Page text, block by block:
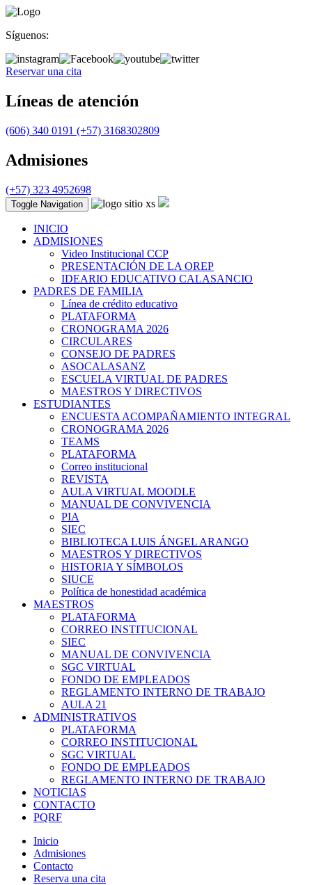
Síguenos:
Reservar una cita
Líneas de atención
(606) 340 0191 (+57) 3168302809
Admisiones
(+57) 323 4952698
Toggle Navigation
INICIO
ADMISIONES
Video Institucional CCP
PRESENTACIÓN DE LA OREP
IDEARIO EDUCATIVO CALASANCIO
PADRES DE FAMILIA
Línea de crédito educativo
PLATAFORMA
CRONOGRAMA 2026
CIRCULARES
CONSEJO DE PADRES
ASOCALASANZ
ESCUELA VIRTUAL DE PADRES
MAESTROS Y DIRECTIVOS
ESTUDIANTES
ENCUESTA ACOMPAÑAMIENTO INTEGRAL
CRONOGRAMA 2026
TEAMS
PLATAFORMA
Correo institucional
REVISTA
AULA VIRTUAL MOODLE
MANUAL DE CONVIVENCIA
PIA
SIEC
BIBLIOTECA LUIS ÁNGEL ARANGO
MAESTROS Y DIRECTIVOS
HISTORIA Y SÍMBOLOS
SIUCE
Política de honestidad académica
MAESTROS
PLATAFORMA
CORREO INSTITUCIONAL
SIEC
MANUAL DE CONVIVENCIA
SGC VIRTUAL
FONDO DE EMPLEADOS
REGLAMENTO INTERNO DE TRABAJO
AULA 21
ADMINISTRATIVOS
PLATAFORMA
CORREO INSTITUCIONAL
SGC VIRTUAL
FONDO DE EMPLEADOS
REGLAMENTO INTERNO DE TRABAJO
NOTICIAS
CONTACTO
PQRF
Inicio
Admisiones
Contacto
Reserva una cita